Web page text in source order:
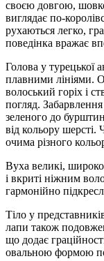
своєю довгою,
виглядає по-
рухаються легко,
поведінка вражає
Голова у турецької
плавними лініями.
волоський горіх і
погляд.
зеленого до
від кольору шерсті.
очима різного
Вуха великі, широко
і вкриті ніжним
гармонійно
Тіло у
лапи також
що додає
овальною формою